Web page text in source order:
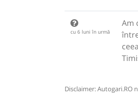
cu 6 luni în urmă
Am
Disclaimer: